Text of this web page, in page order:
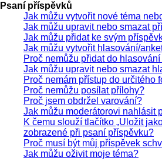
Psaní příspěvků
Jak můžu vytvořit nové téma
Jak můžu upravit nebo smazat
Jak můžu přidat ke svým
Jak můžu vytvořit hlasování/
Proč nemůžu přidat do
Jak můžu upravit nebo smazat
Proč nemám přístup do určitého
Proč nemůžu posílat přílohy?
Proč jsem obdržel varování?
Jak můžu moderátorovi nahlásit
K čemu slouží tlačítko „Uložit
zobrazené při psaní příspěvku?
Proč musí být můj příspěvek
Jak můžu oživit moje téma?